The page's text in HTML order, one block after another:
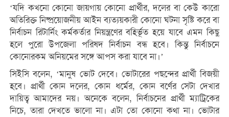
‘যদি কখনো কোনো জায়গায় কোনো প্রার্থীর, দলের বা কেউ কারো
অতিরিক্ত নিষ্প্রয়োজনীয় আইন ব্যত্যয়কারী কোনো ঘটনা সৃষ্টি করে বা
নির্বাচন রিটার্নিং কর্মকর্তার নিয়ন্ত্রণের বহির্ভূত হয়ে যাবে এমন কিছু
হলে পুরো উপজেলা পরিষদ নির্বাচন বন্ধ হবে। কিন্তু নির্বাচনে
কোনোরকম অনিয়মের সঙ্গে আপস করা যাবে না।’
সিইসি বলেন, ‘মানুষ ভোট দেবে। ভোটারের পছন্দের প্রার্থী বিজয়ী
হবে। প্রার্থী কোন দলের, কোন ধর্মের, কোন বর্ণের সেটা দেখার
দায়িত্ব আমাদের নয়। অনেকে বলেন, নির্বাচনের প্রার্থী ম্যাট্রিকের
নিচে, তারা দেখতে ভালো না। এটা তো কোনো কথা না। ভোটার